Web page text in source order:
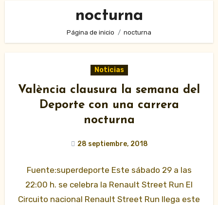
nocturna
Página de inicio nocturna
Noticias
València clausura la semana del
Deporte con una carrera
nocturna
28 septiembre, 2018
Fuente:superdeporte Este sábado 29 a las
22:00 h. se celebra la Renault Street Run El
Circuito nacional Renault Street Run llega este